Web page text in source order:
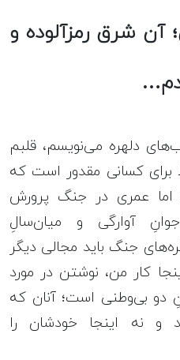
شرق رمزآلوده و
دلهره می‌نویسم، قلبم
کسانی مقدور است که
عمری در جنگ پرورش
آوارگی و میان‌سالِ
جنگ باید مجالی دیگر
کار من، نوشتن در مورد
دو بی‌وطنی است؛ آنان که
و نه اینجا خودشان را